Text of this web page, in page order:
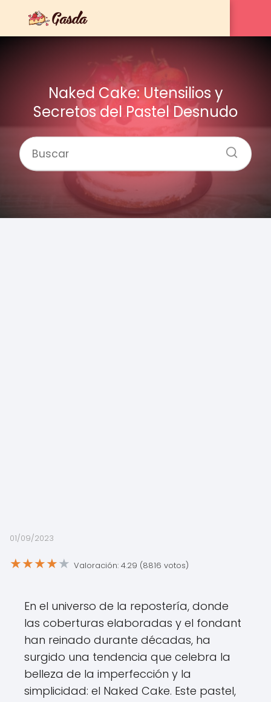
Naked Cake: Utensilios y
Secretos del Pastel Desnudo
01/09/2023
★★★★★ Valoración: 4.29 (8816 votos)
En el universo de la repostería, donde
las coberturas elaboradas y el fondant
han reinado durante décadas, ha
surgido una tendencia que celebra la
belleza de la imperfección y la
simplicidad: el Naked Cake. Este pastel,